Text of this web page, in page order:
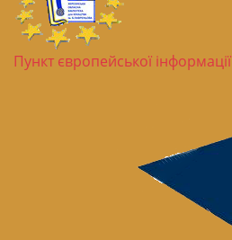
Пункт європейської інформації